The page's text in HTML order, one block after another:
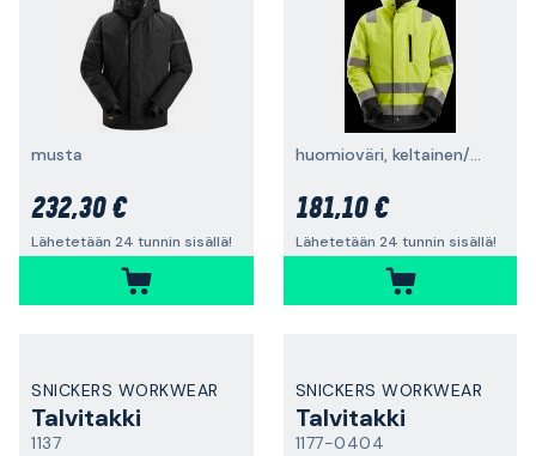
musta
232,30 €
Lähetetään 24 tunnin sisällä!
huomioväri, keltainen/musta
181,10 €
Lähetetään 24 tunnin sisällä!
SNICKERS WORKWEAR
Talvitakki
1137
SNICKERS WORKWEAR
Talvitakki
1177-0404